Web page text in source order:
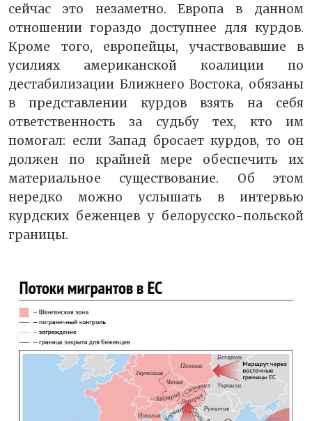
сейчас это незаметно. Европа в данном
отношении гораздо доступнее для курдов.
Кроме того, европейцы, участвовавшие в
усилиях американской коалиции по
дестабилизации Ближнего Востока, обязаны
в представлении курдов взять на себя
ответственность за судьбу тех, кто им
помогал: если Запад бросает курдов, то он
должен по крайней мере обеспечить их
материальное существование. Об этом
нередко можно услышать в интервью
курдских беженцев у белорусско-польской
границы.